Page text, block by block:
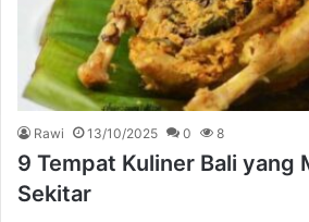
Rawi 13/10/2025 0 8
9 Tempat Kuliner Bali yang
Sekitar